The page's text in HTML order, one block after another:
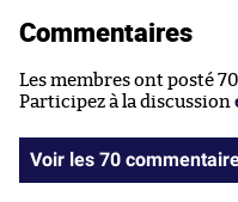
Commentaires
Les membres ont posté
Participez à la discussion
Voir les 70